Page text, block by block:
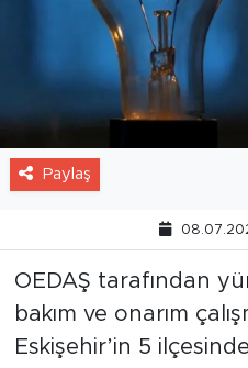
Paylaş
OEDAŞ tarafından
bakım ve onarım
Eskişehir’in 5